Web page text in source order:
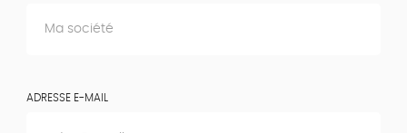
ADRESSE E-MAIL